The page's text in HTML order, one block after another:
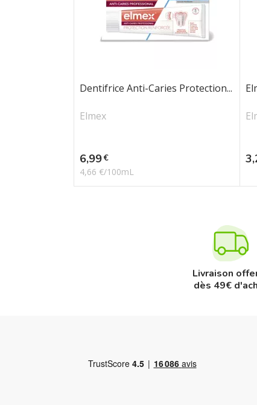
Dentifrice Anti-Caries Protection...
Elmex
Prix
6,99€
4,66 €/100mL
Livraison
dès 49€